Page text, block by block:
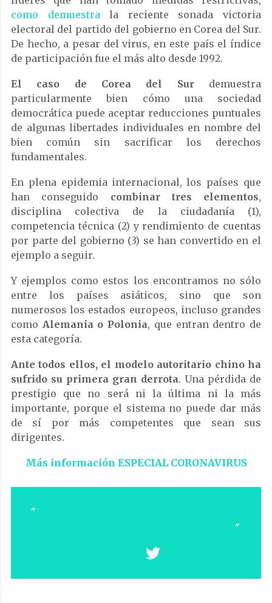
como demuestrala reciente sonada victoria
electoral del partido del gobierno en Corea del Sur.
De hecho, a pesar del virus, en este país el índice
de participación fue el más alto desde 1992.
El caso de Corea del Surdemuestra
particularmente bien cómo una sociedad
democrática puede aceptar reducciones puntuales
de algunas libertades individuales en nombre del
bien común sin sacrificar los derechos
fundamentales.
En plena epidemia internacional, los países que
han conseguido combinar tres elementos,
disciplina colectiva de la ciudadanía (1),
competencia técnica (2) y rendimiento de cuentas
por parte del gobierno (3) se han convertido en el
ejemplo a seguir.
Y ejemplos como estos los encontramos no sólo
entre los países asiáticos, sino que son
numerosos los estados europeos, incluso grandes
como Alemania o Polonia, que entran dentro de
esta categoría.
Ante todos ellos, el modelo autoritario chino ha
sufrido su primera gran derrota. Una pérdida de
prestigio que no será ni la última ni la más
importante, porque el sistema no puede dar más
de sí por más competentes que sean sus
dirigentes.
Más información ESPECIAL CORONAVIRUS